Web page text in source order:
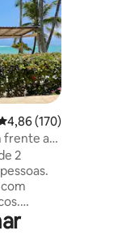
de uma avaliação
4,86 (170)
frente ao
2
2
com